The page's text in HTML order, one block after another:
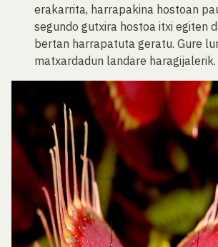
erakarrita, harrapakina hostoan
segundo gutxira hostoa itxi egiten
bertan harrapatuta geratu. Gure
matxardadun landare haragijalerik.